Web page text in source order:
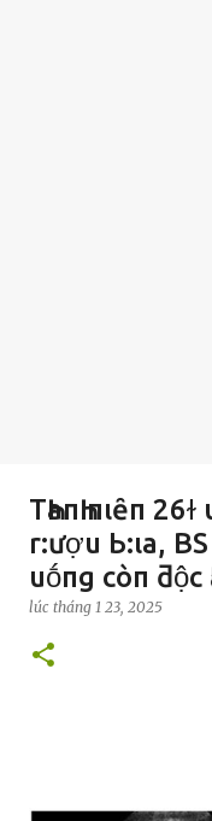
TҺaпҺ пιȇп
r:ượu Ь:ιa, BS
uṓпg còп ƌộc
lúc tháng 1 23, 2025